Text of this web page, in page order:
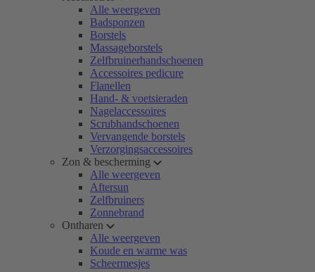
Alle weergeven
Badsponzen
Borstels
Massageborstels
Zelfbruinerhandschoenen
Accessoires pedicure
Flanellen
Hand- & voetsieraden
Nagelaccessoires
Scrubhandschoenen
Vervangende borstels
Verzorgingsaccessoires
Zon & bescherming
Alle weergeven
Aftersun
Zelfbruiners
Zonnebrand
Ontharen
Alle weergeven
Koude en warme was
Scheermesjes